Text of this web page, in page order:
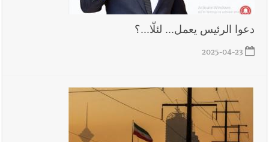
دعوا الرئيس يعمل... لئلّا...؟
2025-04-23